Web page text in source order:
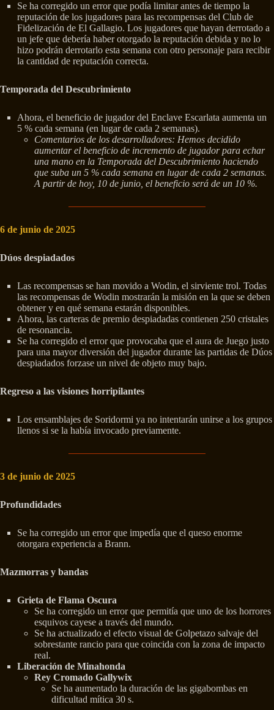
Se ha corregido un error que podía limitar antes de tiempo la
reputación de los jugadores para las recompensas del Club de
Fidelización de El Gallagio. Los jugadores que hayan derrotado a
un jefe que debería haber otorgado la reputación debida y no lo
hizo podrán derrotarlo esta semana con otro personaje para recibir
la cantidad de reputación correcta.
Temporada del Descubrimiento
Ahora, el beneficio de jugador del Enclave Escarlata aumenta un
5 % cada semana (en lugar de cada 2 semanas).
Comentarios de los desarrolladores: Hemos decidido
aumentar el beneficio de incremento de jugador para echar
una mano en la Temporada del Descubrimiento haciendo
que suba un 5 % cada semana en lugar de cada 2 semanas.
A partir de hoy, 10 de junio, el beneficio será de un 10 %.
6 de junio de 2025
Dúos despiadados
Las recompensas se han movido a Wodin, el sirviente trol. Todas
las recompensas de Wodin mostrarán la misión en la que se deben
obtener y en qué semana estarán disponibles.
Ahora, las carteras de premio despiadadas contienen 250 cristales
de resonancia.
Se ha corregido el error que provocaba que el aura de Juego justo
para una mayor diversión del jugador durante las partidas de Dúos
despiadados forzase un nivel de objeto muy bajo.
Regreso a las visiones horripilantes
Los ensamblajes de Soridormi ya no intentarán unirse a los grupos
llenos si se la había invocado previamente.
3 de junio de 2025
Profundidades
Se ha corregido un error que impedía que el queso enorme
otorgara experiencia a Brann.
Mazmorras y bandas
Grieta de Flama Oscura
Se ha corregido un error que permitía que uno de los horrores
esquivos cayese a través del mundo.
Se ha actualizado el efecto visual de Golpetazo salvaje del
sobrestante rancio para que coincida con la zona de impacto
real.
Liberación de Minahonda
Rey Cromado Gallywix
Se ha aumentado la duración de las gigabombas en
dificultad mítica 30 s.